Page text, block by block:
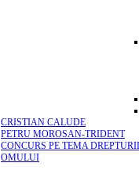
CRISTIAN CALUDE
PETRU MOROSAN-TRIDENT
CONCURS PE TEMA
OMULUI